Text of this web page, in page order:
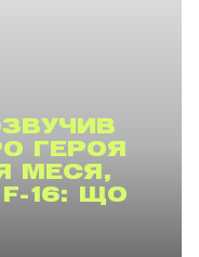
ГЕРОЯ
МЕСЯ,
16: ЩО